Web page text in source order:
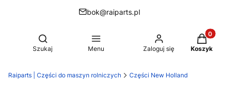
bok@raiparts.pl
Otwórz wyszukiwarkę
Szukaj Menu Zaloguj się Koszyk
Raiparts | Części do maszyn rolniczych Części New Holland